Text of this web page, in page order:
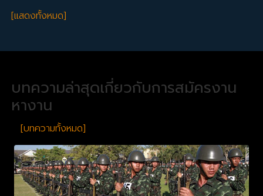
[แสดงทั้งหมด]
บทความล่าสุดเกี่ยวกับการสมัครงาน
หางาน
[บทความทั้งหมด]